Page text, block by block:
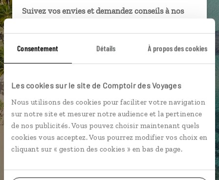
Consentement Détails À propos des cookies
Les cookies sur le site de Comptoir des Voyages
Nous utilisons des cookies pour faciliter votre navigation
sur notre site et mesurer notre audience et la pertinence
de nos publicités. Vous pouvez choisir maintenant quels
cookies vous acceptez. Vous pourrez modifier vos choix en
cliquant sur « gestion des cookies » en bas de page.
Suivez vos envies et demandez conseils à nos
Ils sauront organiser votre itinéraire au plus
près de vos envies et de la réalité du pays.
connectés en agence, mais aussi par email ou
Vous gardez le même interlocuteur avant,
pendant et après votre voyage.
DEMANDER UN DEVIS